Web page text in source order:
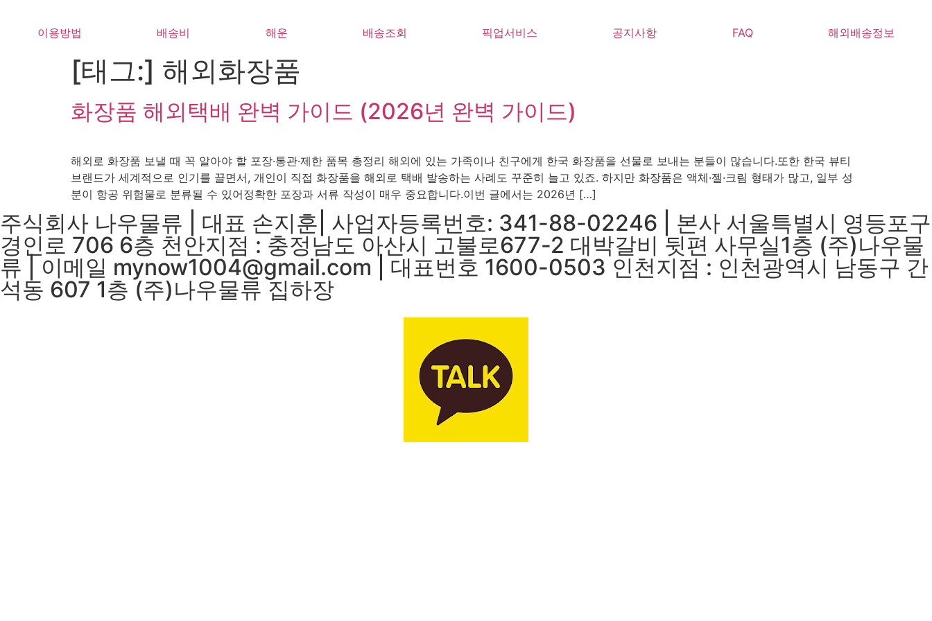
이용방법 배송비 해운 배송조회 픽업서비스 공지사항 FAQ 해외배송정보
[태그:] 해외화장품
화장품 해외택배 완벽 가이드 (2026년 완벽 가이드)
해외로 화장품 보낼 때 꼭 알아야 할 포장·통관·제한 품목 총정리 해외에 있는 가족이나 친구에게 한국 화장품을 선물로 보내는 분들이 많습니다.또한 한국 뷰티
브랜드가 세계적으로 인기를 끌면서, 개인이 직접 화장품을 해외로 택배 발송하는 사례도 꾸준히 늘고 있죠. 하지만 화장품은 액체·젤·크림 형태가 많고, 일부 성
분이 항공 위험물로 분류될 수 있어정확한 포장과 서류 작성이 매우 중요합니다.이번 글에서는 2026년 […]
주식회사 나우물류 | 대표 손지훈| 사업자등록번호: 341-88-02246 | 본사 서울특별시 영등포구
경인로 706 6층 천안지점 : 충정남도 아산시 고불로677-2 대박갈비 뒷편 사무실1층 (주)나우물
류 | 이메일 mynow1004@gmail.com | 대표번호 1600-0503 인천지점 : 인천광역시 남동구 간
석동 607 1층 (주)나우물류 집하장